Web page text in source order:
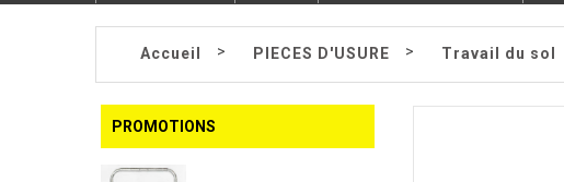
Accueil > PIECES D'USURE > Travail du sol
PROMOTIONS